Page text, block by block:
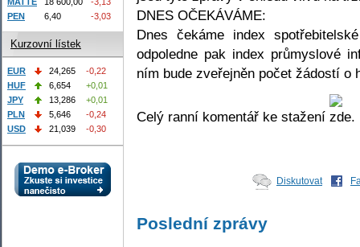
DNES OČEKÁVÁME:
Dnes čekáme index
odpoledne pak index průmyslové
ním bude zveřejněn počet žádostí o
Celý ranní komentář ke stažení
Diskutovat
Poslední zprávy
PEN
6,40 -3,03
Kurzovní lístek
EUR 24,265
-0,22
HUF
6,654
+0,01
JPY
13,286
+0,01
PLN
5,646
-0,24
USD
21,039 -0,30